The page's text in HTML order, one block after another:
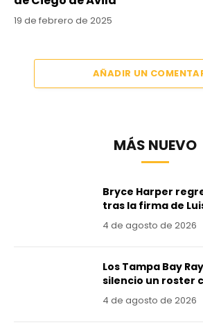
19 de febrero de 2025
AÑADIR UN
MÁS NUEVO
Bryce Harper
tras la firma de
4 de agosto de 2026
Los Tampa Bay
silencio un roster
4 de agosto de 2026